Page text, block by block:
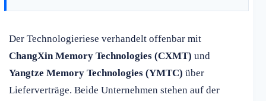
Der Technologieriese verhandelt offenbar mit
ChangXin Memory Technologies (CXMT) und
Yangtze Memory Technologies (YMTC) über
Lieferverträge. Beide Unternehmen stehen auf der